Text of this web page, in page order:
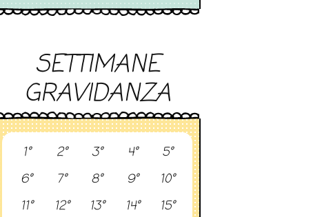
SETTIMANE
GRAVIDANZA
1° 2° 3° 4°
5°
6°
7° 8° 9°
10°
11°
12° 13° 14°
15°